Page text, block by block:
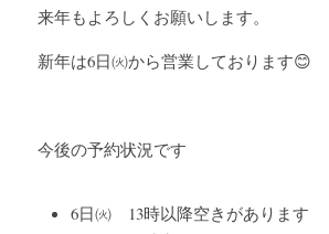
来年もよろしくお願いします。
新年は6日㈫から営業しております😊
今後の予約状況です
6日㈫　13時以降空きがあります